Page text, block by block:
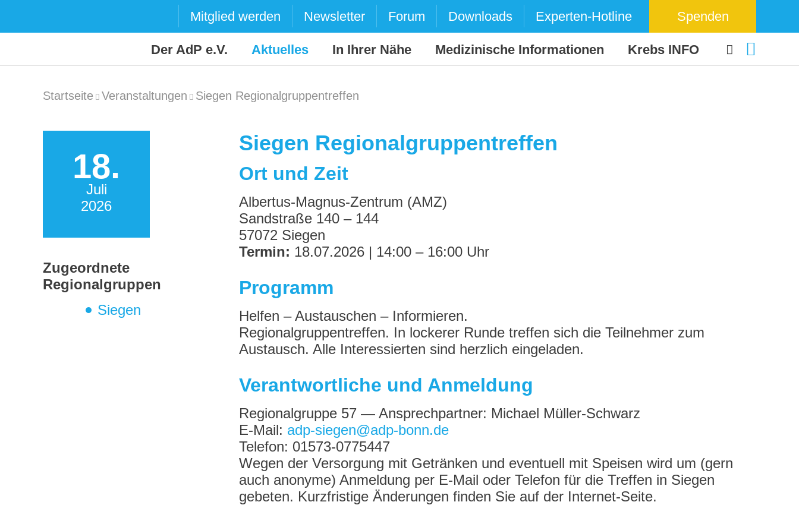
Mitglied werden Newsletter Forum Downloads Experten-Hotline Spenden
Der AdP e.V. Aktuelles In Ihrer Nähe Medizinische Informationen Krebs INFO
Startseite Veranstaltungen Siegen Regionalgruppentreffen
18.
Juli
2026
Zugeordnete
Regionalgruppen
Siegen
Siegen Regionalgruppentreffen
Ort und Zeit
Albertus-Magnus-Zentrum (AMZ)
Sandstraße 140 – 144
57072 Siegen
Termin: 18.07.2026 | 14:00 – 16:00 Uhr
Programm
Helfen – Austauschen – Informieren.
Regionalgruppentreffen. In lockerer Runde treffen sich die Teilnehmer zum
Austausch. Alle Interessierten sind herzlich eingeladen.
Verantwortliche und Anmeldung
Regionalgruppe 57 — Ansprechpartner: Michael Müller-Schwarz
E-Mail: adp-siegen@adp-bonn.de
Telefon: 01573-0775447
Wegen der Versorgung mit Getränken und eventuell mit Speisen wird um (gern
auch anonyme) Anmeldung per E-Mail oder Telefon für die Treffen in Siegen
gebeten. Kurzfristige Änderungen finden Sie auf der Internet-Seite.